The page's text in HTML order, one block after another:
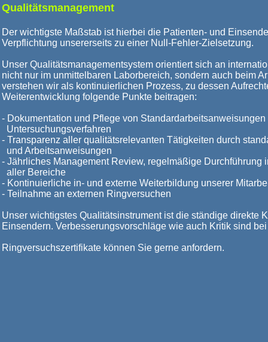
Qualitätsmanagement
Der wichtigste Maßstab ist hierbei die Patienten- und
Verpflichtung unsererseits zu einer Null-Fehler-Zielsetzung.
Unser Qualitätsmanagementsystem orientiert sich an
nicht nur im unmittelbaren Laborbereich, sondern auch beim
verstehen wir als kontinuierlichen Prozess, zu dessen
Weiterentwicklung folgende Punkte beitragen:
- Dokumentation und Pflege von Standardarbeitsanweisungen
Untersuchungsverfahren
- Transparenz aller qualitätsrelevanten Tätigkeiten durch
und Arbeitsanweisungen
- Jährliches Management Review, regelmäßige Durchführung
aller Bereiche
- Kontinuierliche in- und externe Weiterbildung unserer
- Teilnahme an externen Ringversuchen
Unser wichtigstes Qualitätsinstrument ist die ständige direkte
Einsendern. Verbesserungsvorschläge wie auch Kritik sind
Ringversuchszertifikate können Sie gerne anfordern.